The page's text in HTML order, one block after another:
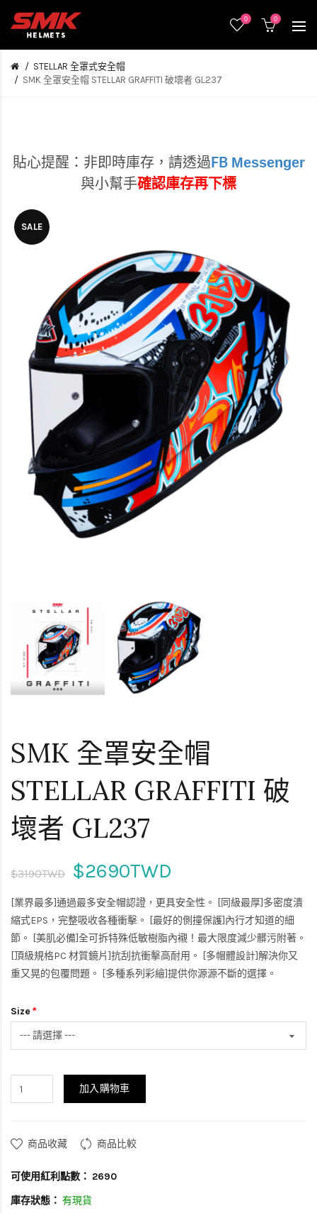
0 0
STELLAR 全罩式安全帽
SMK 全罩安全帽 STELLAR GRAFFITI 破壞者 GL237
貼心提醒：非即時庫存， 請透過 FB Messenger
與小幫手確認庫存再下標
SALE
SMK 全罩安全帽
STELLAR GRAFFITI 破
壞者 GL237
$3190TWD $2690TWD
[業界最多]通過最多安全帽認證，更具安全性。 [同級最厚]多密度潰
縮式EPS，完整吸收各種衝擊。 [最好的側撞保護]內行才知道的細
節。 [美肌必備]全可拆特殊低敏樹脂內襯！最大限度減少髒污附著。
[頂級規格PC 材質鏡片]抗刮抗衝擊高耐用。 [多帽體設計]解決你又
重又晃的包覆問題。 [多種系列彩繪]提供你源源不斷的選擇。
Size
加入購物車
商品收藏 商品比較
可使用紅利點數： 2690
庫存狀態： 有現貨